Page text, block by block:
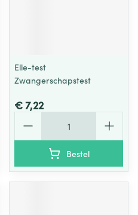
Elle-test
Zwangerschapstest
€ 7,22
Bestel